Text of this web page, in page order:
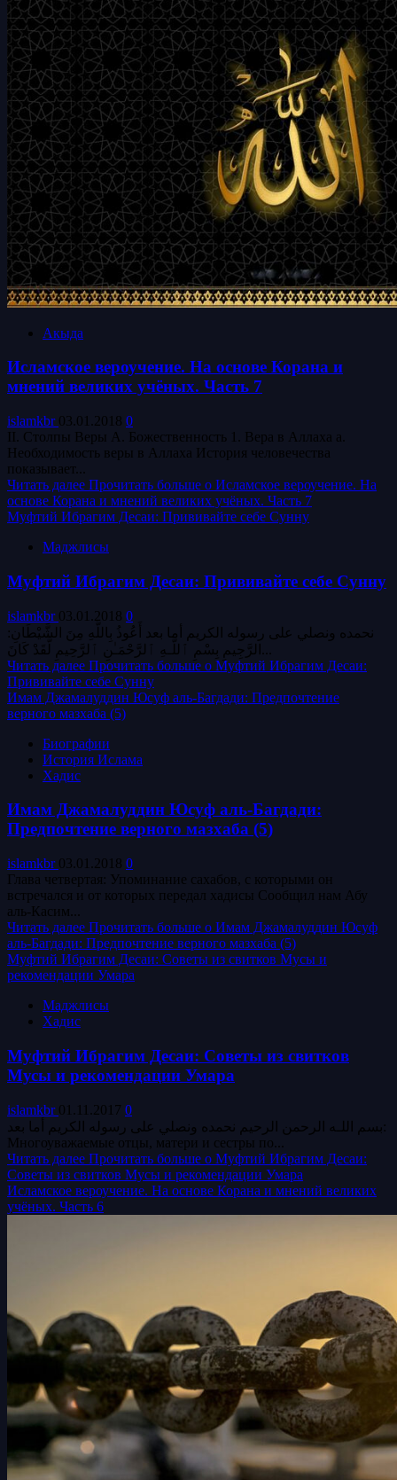
Акыда
Исламское вероучение. На основе Корана и
мнений великих учёных. Часть 7
islamkbr 03.01.2018 0
II. Столпы Веры А. Божественность 1. Вера в Аллаха а.
Необходимость веры в Аллаха История человечества
показывает...
Читать далее Прочитать больше о Исламское вероучение. На
основе Корана и мнений великих учёных. Часть 7
Муфтий Ибрагим Десаи: Прививайте себе Сунну
Маджлисы
Муфтий Ибрагим Десаи: Прививайте себе Сунну
islamkbr 03.01.2018 0
:نحمده ونصلي على رسوله الكريم أما بعد أَعُوذُ بِاللَّهِ مِنَ الشَّيْطَانِ
Читать далее Прочитать больше о Муфтий Ибрагим Десаи:
Прививайте себе Сунну
Имам Джамалуддин Юсуф аль-Багдади: Предпочтение
верного мазхаба (5)
Биографии
История Ислама
Хадис
Имам Джамалуддин Юсуф аль-Багдади:
Предпочтение верного мазхаба (5)
islamkbr 03.01.2018 0
Глава четвертая: Упоминание сахабов, с которыми он
встречался и от которых передал хадисы Сообщил нам Абу
аль-Касим...
Читать далее Прочитать больше о Имам Джамалуддин Юсуф
аль-Багдади: Предпочтение верного мазхаба (5)
Муфтий Ибрагим Десаи: Советы из свитков Мусы и
рекомендации Умара
Маджлисы
Хадис
Муфтий Ибрагим Десаи: Советы из свитков
Мусы и рекомендации Умара
islamkbr 01.11.2017 0
بسم اللـه الرحمن الرحيم نحمده ونصلي على رسوله الكريم أما بعد:
Многоуважаемые отцы, матери и сестры по...
Читать далее Прочитать больше о Муфтий Ибрагим Десаи:
Советы из свитков Мусы и рекомендации Умара
Исламское вероучение. На основе Корана и мнений великих
учёных. Часть 6